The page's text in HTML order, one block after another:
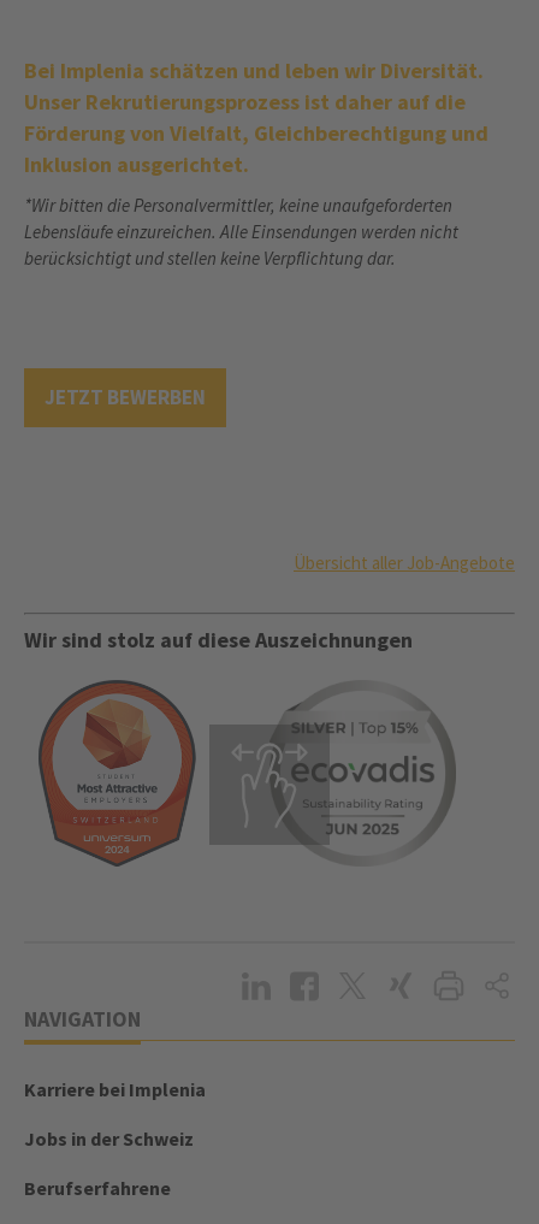
Bei Implenia schätzen und leben wir Diversität.
Unser Rekrutierungsprozess ist daher auf die
Förderung von Vielfalt, Gleichberechtigung und
Inklusion ausgerichtet.
*Wir bitten die Personalvermittler, keine unaufgeforderten
Lebensläufe einzureichen. Alle Einsendungen werden nicht
berücksichtigt und stellen keine Verpflichtung dar.
JETZT BEWERBEN
Übersicht aller Job-Angebote
Wir sind stolz auf diese Auszeichnungen
NAVIGATION
Karriere bei Implenia
Jobs in der Schweiz
Berufserfahrene